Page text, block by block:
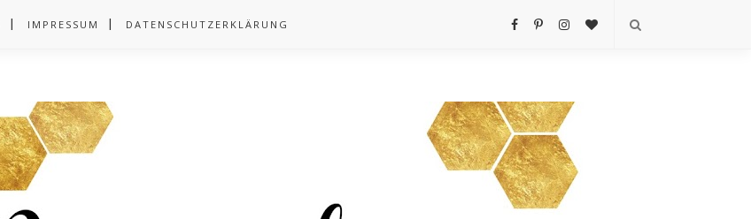
IMPRESSUM DATENSCHUTZERKLÄRUNG